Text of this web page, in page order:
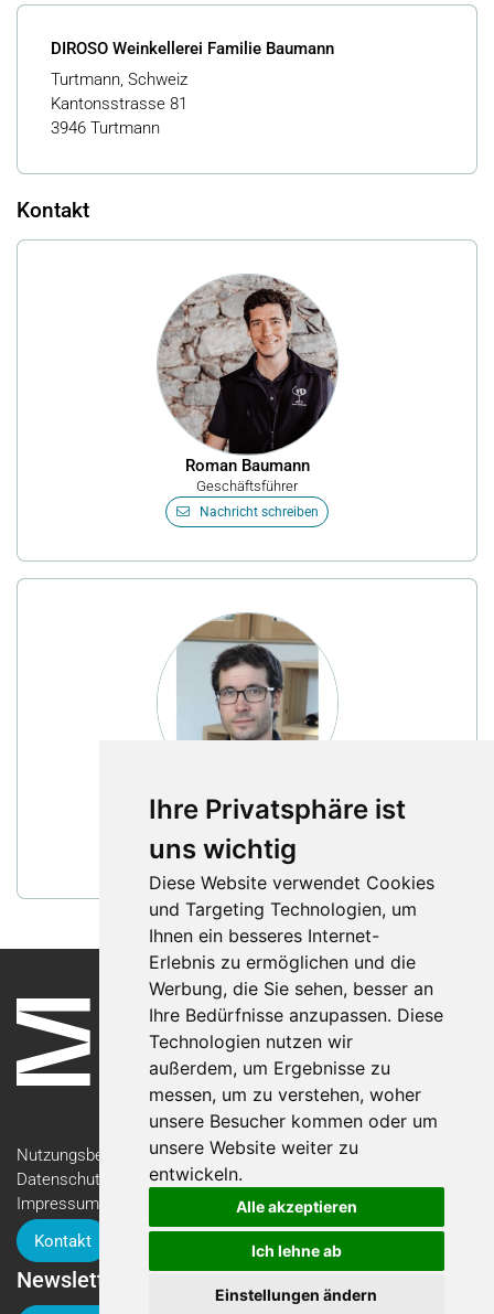
Ihre Privatsphäre ist
uns wichtig
Diese Website verwendet Cookies
und Targeting Technologien, um
Ihnen ein besseres Internet-
Erlebnis zu ermöglichen und die
Werbung, die Sie sehen, besser an
Ihre Bedürfnisse anzupassen. Diese
Technologien nutzen wir
außerdem, um Ergebnisse zu
messen, um zu verstehen, woher
unsere Besucher kommen oder um
unsere Website weiter zu
entwickeln.
Alle akzeptieren
Ich lehne ab
Einstellungen ändern
DIROSO Weinkellerei Familie Baumann
Turtmann, Schweiz
Kantonsstrasse 81
3946 Turtmann
Kontakt
Roman Baumann
Geschäftsführer
Nachricht schreiben
Diego Baumann
Winzer & Kellermeister
Nachricht schreiben
Nutzungsbedingungen
Datenschutzerklärung
Impressum
Kontakt
Newsletter